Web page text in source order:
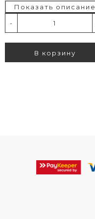
Показать описание
-
В корзину